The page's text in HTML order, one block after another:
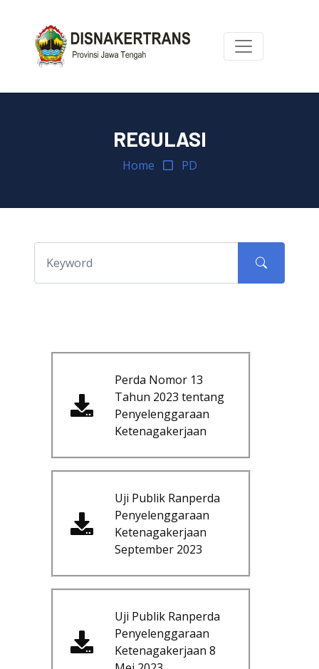
REGULASI
Home PD
Perda Nomor 13
Tahun 2023 tentang
Penyelenggaraan
Ketenagakerjaan
Uji Publik Ranperda
Penyelenggaraan
Ketenagakerjaan
September 2023
Uji Publik Ranperda
Penyelenggaraan
Ketenagakerjaan 8